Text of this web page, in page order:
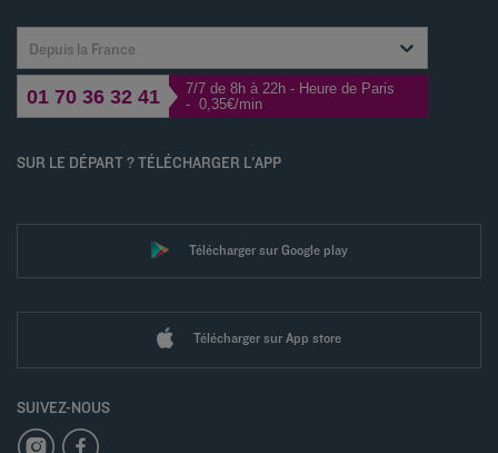
Depuis la France
01 70 36 32 41
7/7 de 8h à 22h - Heure de Paris
- 0,35€/min
SUR LE DÉPART ? TÉLÉCHARGER L'APP
Télécharger sur Google play
Télécharger sur App store
SUIVEZ-NOUS